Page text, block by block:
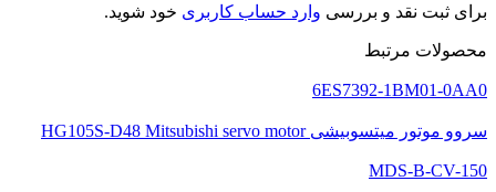
برای ثبت نقد و بررسی وارد حساب کاربری خود شوید.
محصولات مرتبط
6ES7392-1BM01-0AA0
سروو موتور میتسوبیشی HG105S-D48 Mitsubishi servo motor
MDS-B-CV-150